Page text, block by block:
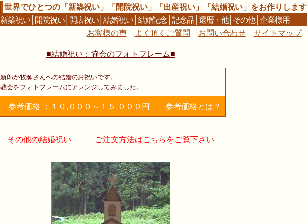
世界でひとつの「新築祝い」「開院祝い」「出産祝い」「結婚祝い」をお作りします
新築祝い 開院祝い 開店祝い 結婚祝い 結婚記念 記念品 還暦・他│ その他│ 企業様用
お客様の声
よく頂くご質問 お問い合わせ サイトマップ■
■結婚祝い：協会のフォトフレーム■
新郎が牧師さんへの結婚のお祝いです。
教会をフォトフレームにアレンジしてみました。
参考価格 ：１０,０００～１５,０００円 参考価格とは？
その他の結婚祝い ご注文方法はこちらをご覧下さい